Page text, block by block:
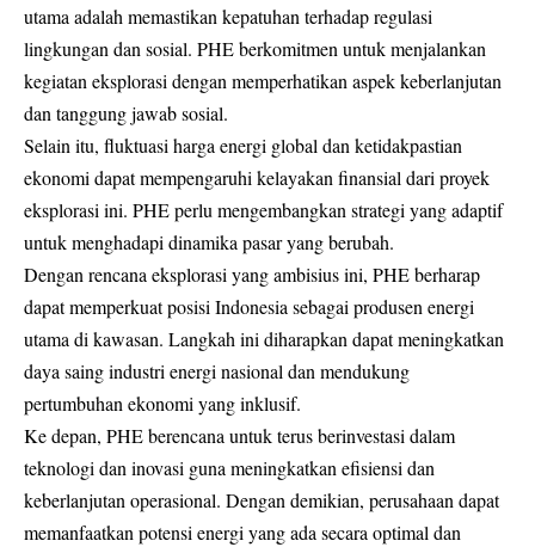
utama adalah memastikan kepatuhan terhadap regulasi
lingkungan dan sosial. PHE berkomitmen untuk menjalankan
kegiatan eksplorasi dengan memperhatikan aspek keberlanjutan
dan tanggung jawab sosial.
Selain itu, fluktuasi harga energi global dan ketidakpastian
ekonomi dapat mempengaruhi kelayakan finansial dari proyek
eksplorasi ini. PHE perlu mengembangkan strategi yang adaptif
untuk menghadapi dinamika pasar yang berubah.
Dengan rencana eksplorasi yang ambisius ini, PHE berharap
dapat memperkuat posisi Indonesia sebagai produsen energi
utama di kawasan. Langkah ini diharapkan dapat meningkatkan
daya saing industri energi nasional dan mendukung
pertumbuhan ekonomi yang inklusif.
Ke depan, PHE berencana untuk terus berinvestasi dalam
teknologi dan inovasi guna meningkatkan efisiensi dan
keberlanjutan operasional. Dengan demikian, perusahaan dapat
memanfaatkan potensi energi yang ada secara optimal dan